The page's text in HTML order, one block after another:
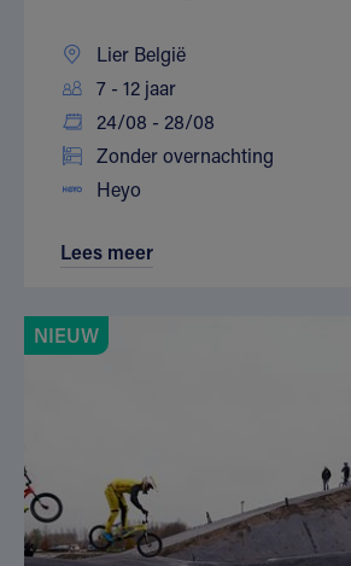
Lier België
7 - 12 jaar
24/08 - 28/08
Zonder overnachting
Heyo
Lees meer
NIEUW